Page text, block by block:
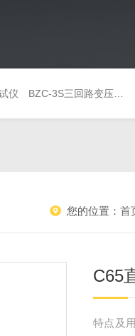
仪 BZC-3S三回路变压器直流电阻测试仪
您的位置： 首
C65
特点及